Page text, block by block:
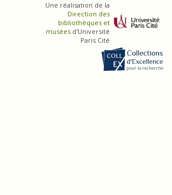
Une réalisation de la
Direction des
bibliothèques et
muséesd'Université
Paris Cité